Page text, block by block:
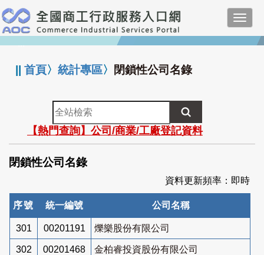
跳
到
主
要
:::
||首頁〉統計專區〉 閉鎖性公司名錄
全
站
檢
索
【熱門查詢】公司/商業/工廠登記資料
閉鎖性公司名錄
資料更新頻率：即時
序號 統一編號 公司名稱
301 00201191 爍樂股份有限公司
302 00201468 金柏睿投資股份有限公司